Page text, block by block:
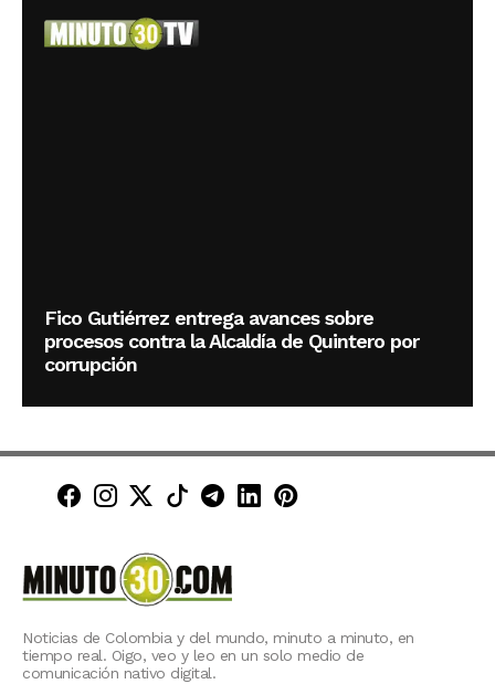
Fico Gutiérrez entrega avances sobre
procesos contra la Alcaldía de Quintero por
corrupción
Minuto30 en Facebook
Minuto30 en Instagram
Minuto30 en X (Twitter)
Minuto30 en TikTok
Canal de Minuto30 en
Minuto30 en LinkedIn
Minuto30 en
Noticias de Colombia y del mundo, minuto a minuto, en
tiempo real. Oigo, veo y leo en un solo medio de
comunicación nativo digital.